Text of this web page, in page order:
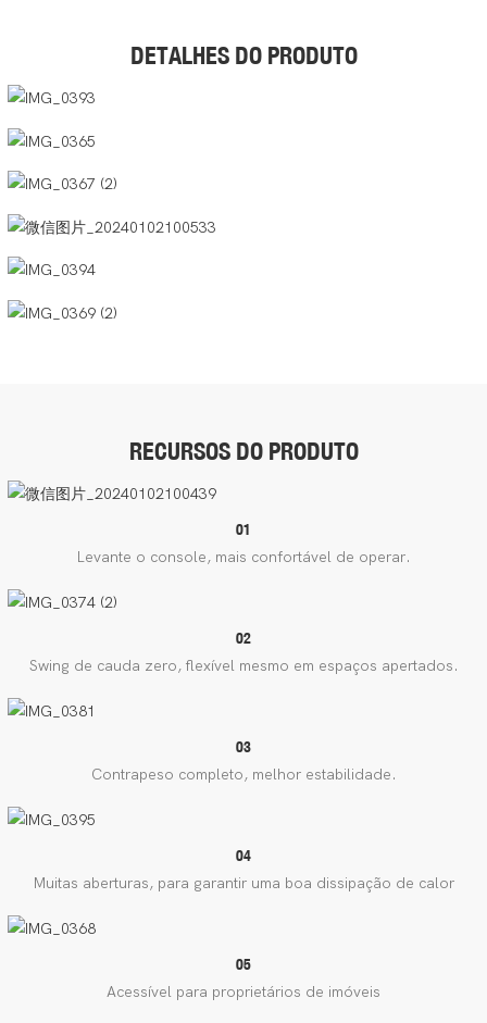
DETALHES DO PRODUTO
RECURSOS DO PRODUTO
01
Levante o console, mais confortável de operar.
02
Swing de cauda zero, flexível mesmo em espaços apertados.
03
Contrapeso completo, melhor estabilidade.
04
Muitas aberturas, para garantir uma boa dissipação de calor
05
Acessível para proprietários de imóveis